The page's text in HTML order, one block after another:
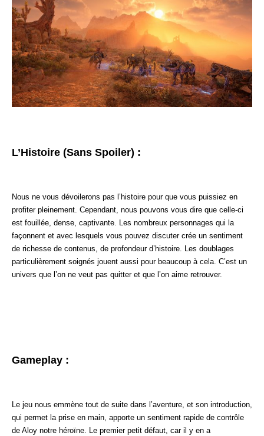
L’Histoire (sans Spoiler) :
Nous ne vous dévoilerons pas l’histoire pour que vous puissiez en
profiter pleinement. Cependant, nous pouvons vous dire que celle-ci
est fouillée, dense, captivante. Les nombreux personnages qui la
façonnent et avec lesquels vous pouvez discuter crée un sentiment
de richesse de contenus, de profondeur d’histoire. Les doublages
particulièrement soignés jouent aussi pour beaucoup à cela. C’est un
univers que l’on ne veut pas quitter et que l’on aime retrouver.
Gameplay :
Le jeu nous emmène tout de suite dans l’aventure, et son introduction,
qui permet la prise en main, apporte un sentiment rapide de contrôle
de Aloy notre héroïne. Le premier petit défaut, car il y en a